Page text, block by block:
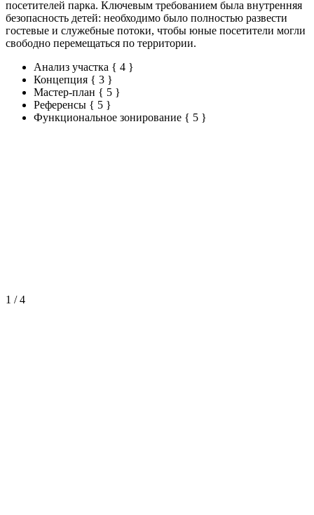
посетителей парка. Ключевым требованием была внутренняя
безопасность детей: необходимо было полностью развести
гостевые и служебные потоки, чтобы юные посетители могли
свободно перемещаться по территории.
Анализ участка { 4 }
Концепция { 3 }
Мастер-план { 5 }
Референсы { 5 }
Функциональное зонирование { 5 }
1 / 4